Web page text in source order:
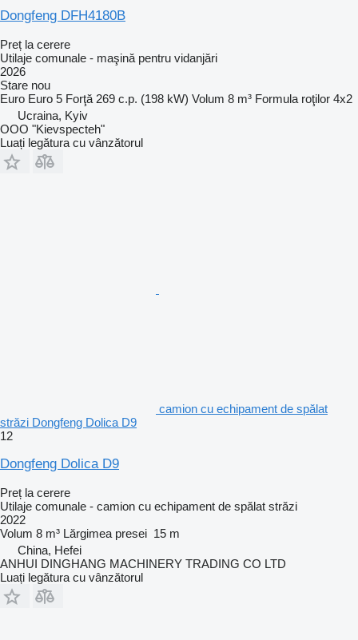
Dongfeng DFH4180B
Preț la cerere
Utilaje comunale - maşină pentru vidanjări
2026
Stare nou
Euro Euro 5 Forţă 269 c.p. (198 kW) Volum 8 m³ Formula roţilor 4x2
Ucraina, Kyiv
OOO "Kievspecteh"
Luați legătura cu vânzătorul
camion cu echipament de spălat
străzi Dongfeng Dolica D9
12
Dongfeng Dolica D9
Preț la cerere
Utilaje comunale - camion cu echipament de spălat străzi
2022
Volum 8 m³ Lărgimea presei 15 m
China, Hefei
ANHUI DINGHANG MACHINERY TRADING CO LTD
Luați legătura cu vânzătorul